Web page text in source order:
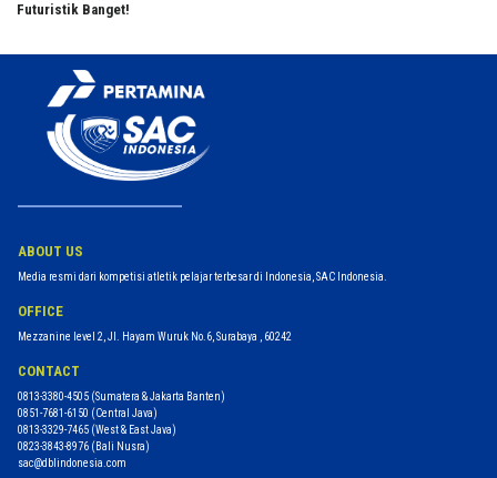
Futuristik Banget!
ABOUT US
Media resmi dari kompetisi atletik pelajar terbesar di Indonesia, SAC Indonesia.
OFFICE
Mezzanine level 2, Jl. Hayam Wuruk No.6, Surabaya , 60242
CONTACT
0813-3380-4505 (Sumatera & Jakarta Banten)
0851-7681-6150 (Central Java)
0813-3329-7465 (West & East Java)
0823-3843-8976 (Bali Nusra)
sac@dblindonesia.com